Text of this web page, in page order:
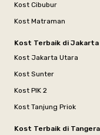
Kost Cibubur
Kost Matraman
Kost Terbaik di
Kost Jakarta Utara
Kost Sunter
Kost PIK 2
Kost Tanjung Priok
Kost Terbaik di